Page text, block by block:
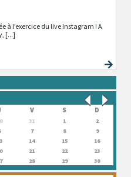
à l’exercice du live Instagram ! A
[...]
V S D
31 1
2
7 8
9
14 15
16
21 22
23
28 29 30